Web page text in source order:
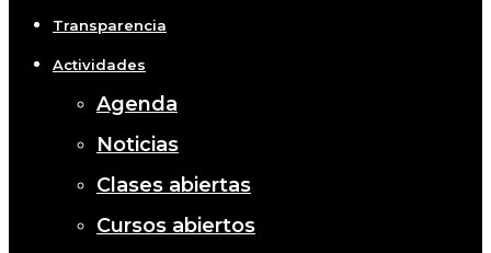
Transparencia
Actividades
Agenda
Noticias
Clases abiertas
Cursos abiertos